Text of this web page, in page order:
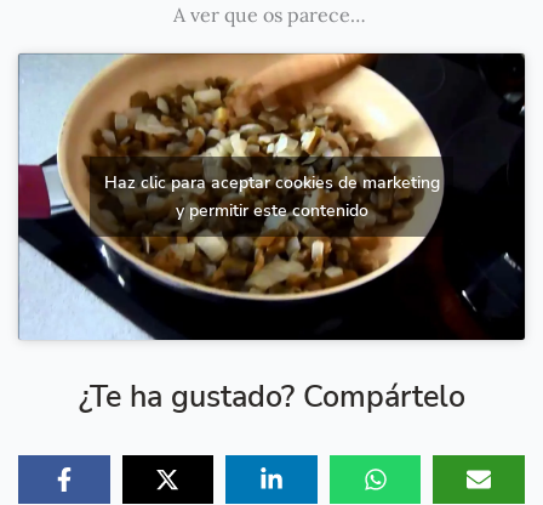
A ver que os parece…
Haz clic para aceptar cookies de marketing
y permitir este contenido
¿Te ha gustado? Compártelo